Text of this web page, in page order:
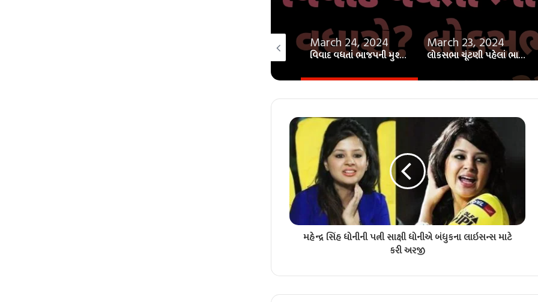
March 23, 2024
લોકસભા ચૂંટણી પહેલાં ભાજપમાં ભંગાણ?? 26 માંથી 26ની પરંપરા તૂટશે?? જાણો!!
August 22, 2023
કર્ણાટક મુખ્યમંત્રીએ ભર્યું મજબૂત પગલું! વિપક્ષોને જબરદસ્ત ફાટકાર! જાણો!
મહેન્દ્ર સિંહ ધોનીની પત્ની સાક્ષી ધોનીએ બંધુકના લાઇસન્સ માટે
કરી અરજી